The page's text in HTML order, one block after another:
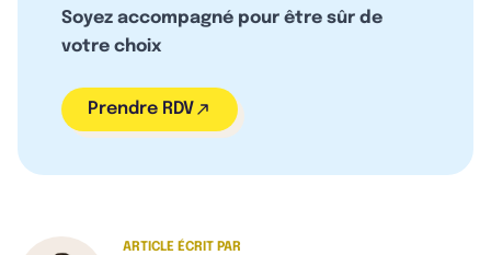
Soyez accompagné pour être sûr de
votre choix
Prendre RDV
ARTICLE ÉCRIT PAR